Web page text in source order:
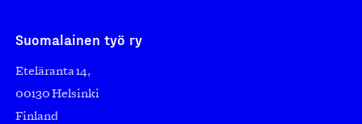
Suomalainen työ ry
Eteläranta 14,
00130 Helsinki
Finland